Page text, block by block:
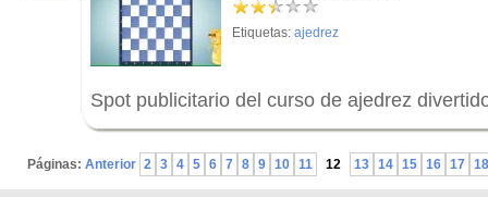
Etiquetas: ajedrez
Spot publicitario del curso de ajedrez
Páginas: Anterior 2 3 4 5 6 7 8 9 10 11 12 13 14 15 16 17 18